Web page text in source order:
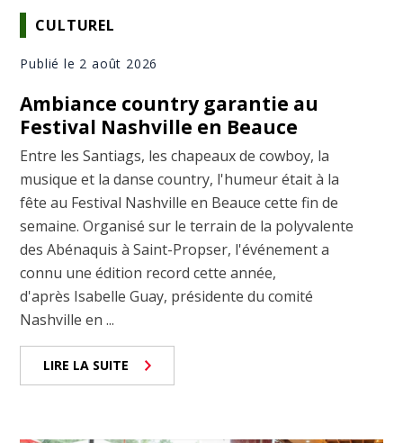
CULTUREL
Publié le 2 août 2026
Ambiance country garantie au
Festival Nashville en Beauce
Entre les Santiags, les chapeaux de cowboy, la
musique et la danse country, l'humeur était à la
fête au Festival Nashville en Beauce cette fin de
semaine. Organisé sur le terrain de la polyvalente
des Abénaquis à Saint-Propser, l'événement a
connu une édition record cette année,
d'après Isabelle Guay, présidente du comité
Nashville en ...
LIRE LA SUITE